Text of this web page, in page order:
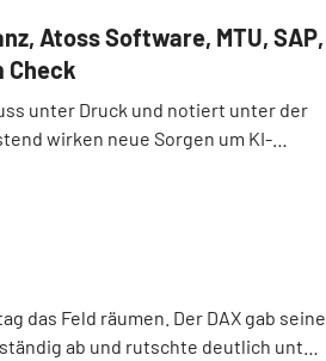
Atoss Software, MTU, SAP,
Check
unter Druck und notiert unter der
wirken neue Sorgen um KI-
höhere Ölpreise und neue US-
das Feld räumen. Der DAX gab seine
ab und rutschte deutlich unter